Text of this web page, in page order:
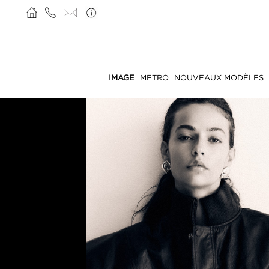
IMAGE METRO NOUVEAUX MODÈLES